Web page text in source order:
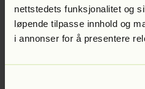
nettstedets funksjonalitet og
løpende tilpasse innhold og
i annonser for å presentere